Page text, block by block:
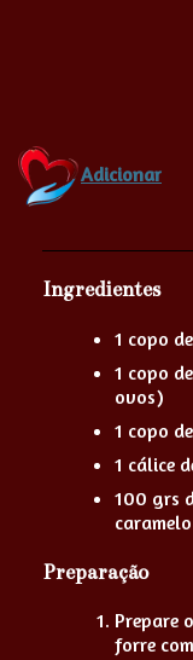
Adicionar
Ingredientes
1 copo
1 copo
ovos)
1 copo
1 cálice
100 grs
Preparação
Prepare
forre